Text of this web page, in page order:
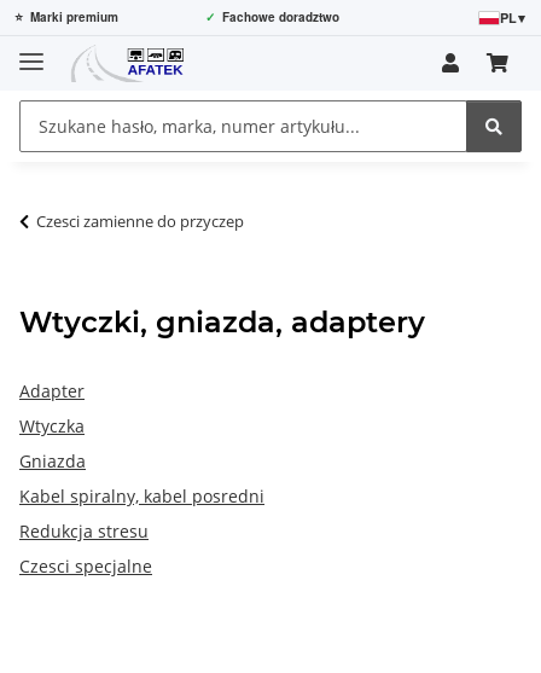
⭐ Marki premium ✓ Fachowe doradztwo PL▾
Czesci zamienne do przyczep
Wtyczki, gniazda, adaptery
Adapter
Wtyczka
Gniazda
Kabel spiralny, kabel posredni
Redukcja stresu
Czesci specjalne